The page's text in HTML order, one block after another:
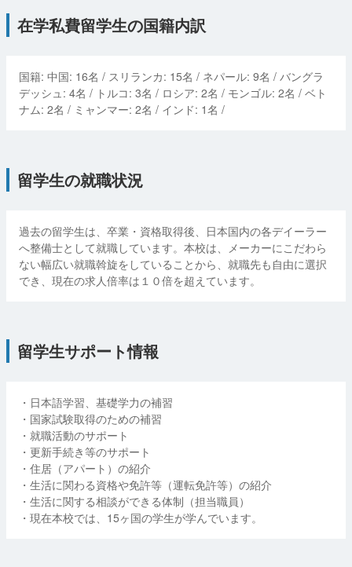
在学私費留学生の国籍内訳
国籍: 中国: 16名 / スリランカ: 15名 / ネパール: 9名 / バングラ
デッシュ : 4名 / トルコ: 3名 / ロシア: 2名 / モンゴル: 2名 / ベト
ナム: 2名 / ミャンマー: 2名 / インド: 1名 /
留学生の就職状況
過去の留学生は、卒業・資格取得後、日本国内の各デイーラー
へ整備士として就職しています。本校は、メーカーにこだわら
ない幅広い就職斡旋をしていることから、就職先も自由に選択
でき、現在の求人倍率は１０倍を超えています。
留学生サポート情報
・日本語学習、基礎学力の補習
・国家試験取得のための補習
・就職活動のサポート
・更新手続き等のサポート
・住居（アパート）の紹介
・生活に関わる資格や免許等（運転免許等）の紹介
・生活に関する相談ができる体制（担当職員）
・現在本校では、15ヶ国の学生が学んでいます。